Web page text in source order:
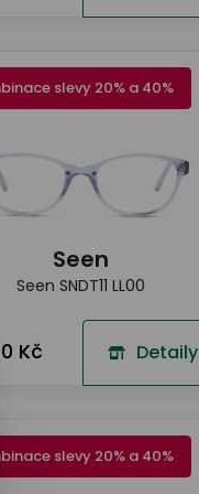
slevy 20% a 40%
Seen
Seen SNDT11 LL00
Kč Detaily
slevy 20% a 40%